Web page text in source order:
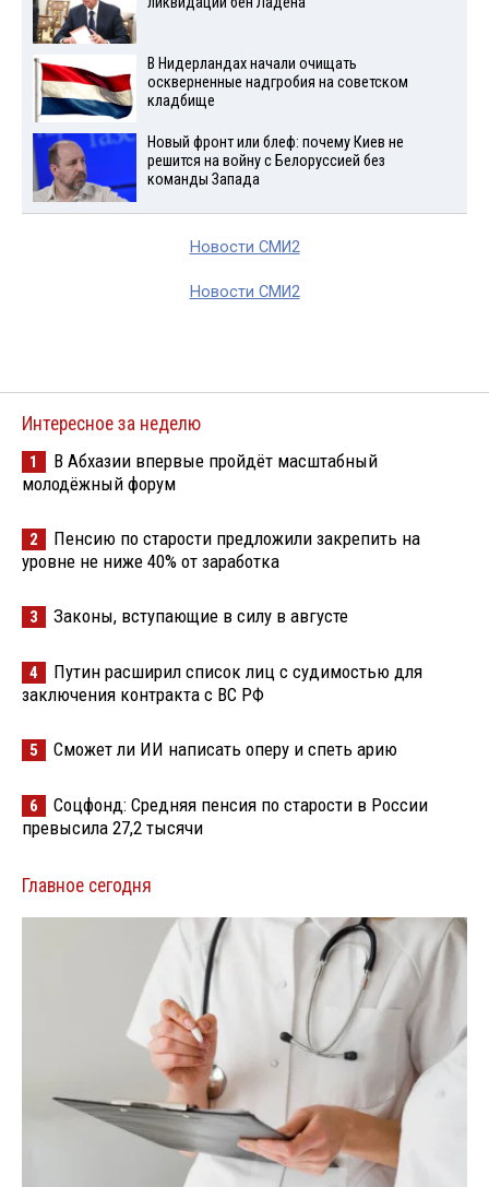
В Нидерландах начали очищать
оскверненные надгробия на советском
кладбище
Новый фронт или блеф: почему Киев не
решится на войну с Белоруссией без
команды Запада
Новости СМИ2
Новости СМИ2
Интересное за неделю
1
В Абхазии впервые пройдёт масштабный
молодёжный форум
2
Пенсию по старости предложили закрепить на
уровне не ниже 40% от заработка
3 Законы, вступающие в силу в августе
4
Путин расширил список лиц с судимостью для
заключения контракта с ВС РФ
5 Сможет ли ИИ написать оперу и спеть арию
6
Соцфонд: Средняя пенсия по старости в России
превысила 27,2 тысячи
Главное сегодня